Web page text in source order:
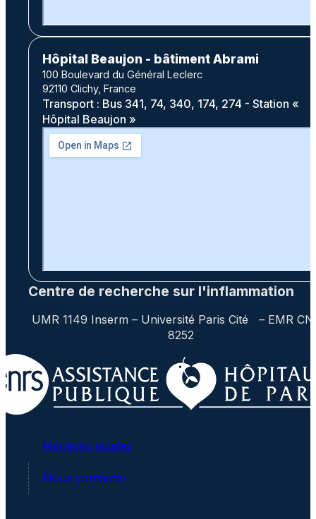
Hôpital Beaujon - bâtiment Abrami
100 Boulevard du Général Leclerc
92110 Clichy, France
Transport : Bus 341, 74, 340, 174, 274 - Station «
Hôpital Beaujon »
Centre de recherche sur l'inflammation
UMR 1149 Inserm – Université Paris Cité – EMR
8252
Mentions légales
Nous contacter